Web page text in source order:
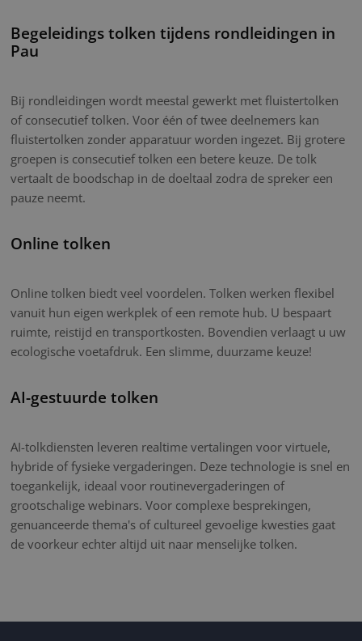
Begeleidings tolken tijdens rondleidingen in
Pau
Bij rondleidingen wordt meestal gewerkt met fluistertolken
of consecutief tolken. Voor één of twee deelnemers kan
fluistertolken zonder apparatuur worden ingezet. Bij grotere
groepen is consecutief tolken een betere keuze. De tolk
vertaalt de boodschap in de doeltaal zodra de spreker een
pauze neemt.
Online tolken
Online tolken biedt veel voordelen. Tolken werken flexibel
vanuit hun eigen werkplek of een remote hub. U bespaart
ruimte, reistijd en transportkosten. Bovendien verlaagt u uw
ecologische voetafdruk. Een slimme, duurzame keuze!
AI-gestuurde tolken
AI-tolkdiensten leveren realtime vertalingen voor virtuele,
hybride of fysieke vergaderingen. Deze technologie is snel en
toegankelijk, ideaal voor routinevergaderingen of
grootschalige webinars. Voor complexe besprekingen,
genuanceerde thema's of cultureel gevoelige kwesties gaat
de voorkeur echter altijd uit naar menselijke tolken.